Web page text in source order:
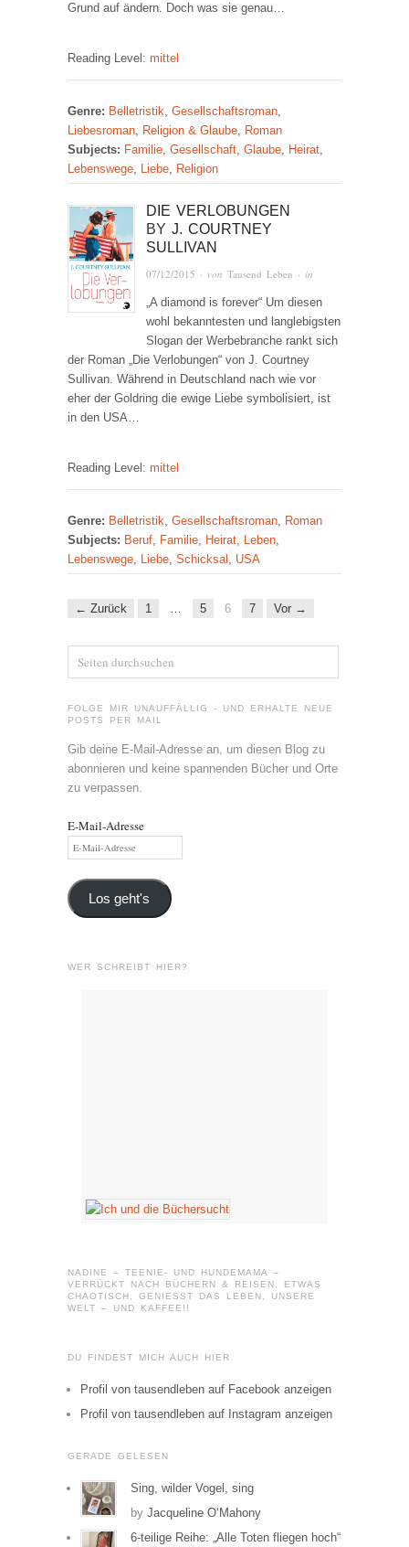
Grund auf ändern. Doch was sie genau…
Reading Level: mittel
Genre: Belletristik, Gesellschaftsroman,
Liebesroman, Religion & Glaube, Roman
Subjects: Familie, Gesellschaft, Glaube, Heirat,
Lebenswege, Liebe, Religion
DIE VERLOBUNGEN
BYJ. COURTNEY
SULLIVAN
07/12/2015 · vonTausend Leben · in
„A diamond is forever“ Um diesen
wohl bekanntesten und langlebigsten
Slogan der Werbebranche rankt sich
der Roman „Die Verlobungen“ von J. Courtney
Sullivan. Während in Deutschland nach wie vor
eher der Goldring die ewige Liebe symbolisiert, ist
in den USA…
Reading Level: mittel
Genre: Belletristik Gesellschaftsroman
Roman
Subjects: Beruf Familie Heirat Leben
Lebenswege
Liebe Schicksal USA
← Zurück 1 5 6 7 Vor →
FOLGE MIR UNAUFFÄLLIG - UND ERHALTE NEUE
POSTS PER MAIL
Gib deine E-Mail-Adresse an, um diesen Blog zu
abonnieren und keine spannenden Bücher und Orte
zu verpassen.
E-Mail-Adresse
Los geht's
WER SCHREIBT HIER?
NADINE – TEENIE- UND HUNDEMAMA –
VERRÜCKT NACH BÜCHERN & REISEN, ETWAS
CHAOTISCH, GENIESST DAS LEBEN, UNSERE W
ELT – UND KAFFEE!!
DU FINDEST MICH AUCH HIER
Profil von tausendleben auf Facebook anzeigen
Profil von tausendleben auf Instagram anzeigen
GERADE GELESEN
Sing, wilder Vogel, sing
by Jacqueline O‘Mahony
6-teilige Reihe: „Alle Toten fliegen hoch“